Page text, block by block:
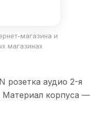
магазина и
магазинах
розетка аудио 2-я
Материал корпуса —